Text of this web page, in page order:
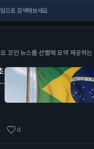
코인 뉴스를 선별해 요약 제공하
0